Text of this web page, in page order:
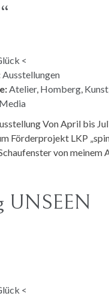
<
Ausstellungen
Atelier, Homberg, Kunst
Von April bis
Förderprojekt LKP
von meinem
UNSEEN
<